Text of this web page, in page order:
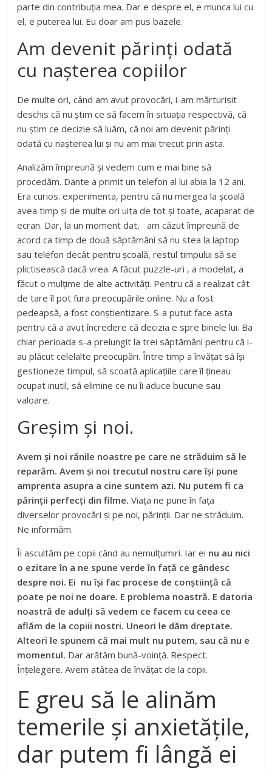
parte din contribuția mea. Dar e despre el, e munca lui cu
el, e puterea lui. Eu doar am pus bazele.
Am devenit părinți odată
cu nașterea copiilor
De multe ori, când am avut provocări, i-am mărturisit
deschis că nu știm ce să facem în situația respectivă, că
nu știm ce decizie să luăm, că noi am devenit părinți
odată cu nașterea lui și nu am mai trecut prin asta.
Analizăm împreună și vedem cum e mai bine să
procedăm. Dante a primit un telefon al lui abia la 12 ani.
Era curios. experimenta, pentru că nu mergea la școală
avea timp și de multe ori uita de tot și toate, acaparat de
ecran. Dar, la un moment dat, am căzut împreună de
acord ca timp de două săptămâni să nu stea la laptop
sau telefon decât pentru școală, restul timpului să se
plictisească dacă vrea. A făcut puzzle-uri , a modelat, a
făcut o mulțime de alte activități. Pentru că a realizat cât
de tare îl pot fura preocupările online. Nu a fost
pedeapsă, a fost conștientizare. S-a putut face asta
pentru că a avut încredere că decizia e spre binele lui. Ba
chiar perioada s-a prelungit la trei săptămâni pentru că i-
au plăcut celelalte preocupări. Între timp a învățat să își
gestioneze timpul, să scoată aplicațiile care îl țineau
ocupat inutil, să elimine ce nu îi aduce bucurie sau
valoare.
Greșim și noi.
Avem și noi rănile noastre pe care ne străduim să le
reparăm. Avem și noi trecutul nostru care își pune
amprenta asupra a cine suntem azi. Nu putem fi ca
părinții perfecți din filme. Viața ne pune în fața
diverselor provocări și pe noi, părinții. Dar ne străduim.
Ne informăm.
Îi ascultăm pe copii când au nemulțumiri. Iar ei nu au nici
o ezitare în a ne spune verde în față ce gândesc
despre noi. Ei nu își fac procese de conștiință că
poate pe noi ne doare. E problema noastră. E datoria
noastră de adulți să vedem ce facem cu ceea ce
aflăm de la copiii nostri. Uneori le dăm dreptate.
Alteori le spunem că mai mult nu putem, sau că nu e
momentul. Dar arătăm bună-voință. Respect.
Înțelegere. Avem atâtea de învățat de la copii.
E greu să le alinăm
temerile și anxietățile,
dar putem fi lângă ei